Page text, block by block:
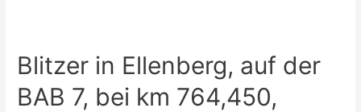
Blitzer in Ellenberg, auf der
BAB 7, bei km 764,450,